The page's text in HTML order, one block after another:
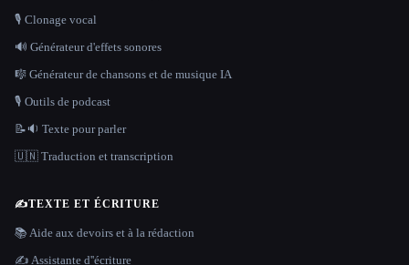
🎙️ Clonage vocal
🔊 Générateur d'effets sonores
🎼 Générateur de chansons et de musique IA
🎙️ Outils de podcast
📝🔉 Texte pour parler
🇺🇳 Traduction et transcription
✍️TEXTE ET ÉCRITURE
📚 Aide aux devoirs et à la rédaction
✍️ Assistante d''écriture